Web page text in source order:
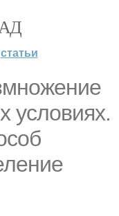
статьи
условиях.